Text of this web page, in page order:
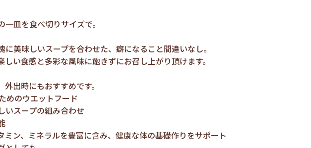
皿を食べ切りサイズで。
美味しいスープを合わせた、癖になること間違いなし。
い食感と多彩な風味に飽きずにお召し上がり頂けます。
出時にもおすすめです。
めのウエットフード
いスープの組み合わせ
ミン、ミネラルを豊富に含み、健康な体の基礎作りをサポート